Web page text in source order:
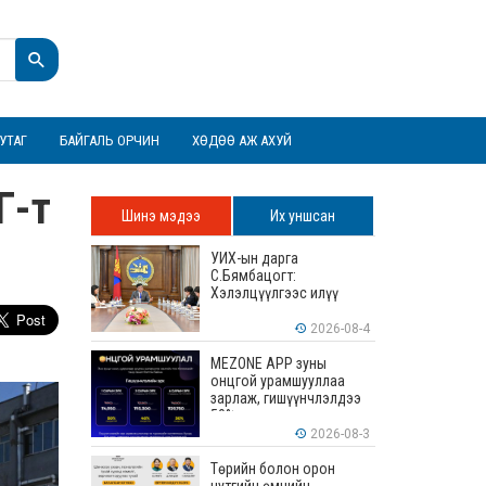
БАЙГАЛЬ ОРЧИН ХӨДӨӨ АЖ АХУЙ
т
Шинэ мэдээ Их уншсан
УИХ-ын дарга
С.Бямбацогт:
Хэлэлцүүлгээс илүү
илүү бодит үр дүн чухал
2026-08-4
MEZONE APP зуны
онцгой урамшууллаа
зарлаж, гишүүнчлэлдээ
50% хүртэлх хөнгөлөлт
үзүүлж эхэллээ 2026-08-3
Төрийн болон орон